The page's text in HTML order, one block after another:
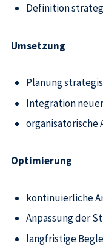
Definition
Umsetzung
Planung
Integration
organisatorische
Optimierung
kontinuierliche
Anpassung der
langfristige